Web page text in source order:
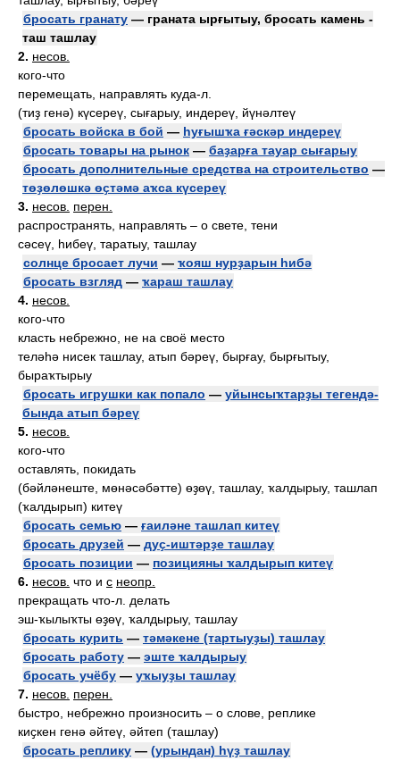
бросать гранату — граната ырғытыу, бросать камень -
таш ташлау
2. несов.
кого-что
перемещать, направлять куда-л.
(тиҙ генә) күсереү, сығарыу, индереү, йүнәлтеү
бросать войска в бой — һуғышҡа ғәскәр индереү
бросать товары на рынок — баҙарға тауар сығарыу
бросать дополнительные средства на строительство —
төҙөлөшкә өҫтәмә аҡса күсереү
3. несов. перен.
распространять, направлять – о свете, тени
сәсеү, һибеү, таратыу, ташлау
солнце бросает лучи — ҡояш нурҙарын һибә
бросать взгляд — ҡараш ташлау
4. несов.
кого-что
класть небрежно, не на своё место
теләһә нисек ташлау, атып бәреү, бырғау, бырғытыу,
быраҡтырыу
бросать игрушки как попало — уйынсыҡтарҙы тегендә-
бында атып бәреү
5. несов.
кого-что
оставлять, покидать
(бәйләнеште, мөнәсәбәтте) өҙөү, ташлау, ҡалдырыу, ташлап
(ҡалдырып) китеү
бросать семью — ғаиләне ташлап китеү
бросать друзей — дуҫ-иштәрҙе ташлау
бросать позиции — позицияны ҡалдырып китеү
6. несов. что и с неопр.
прекращать что-л. делать
эш-ҡылыҡты өҙөү, ҡалдырыу, ташлау
бросать курить — тәмәкене (тартыуҙы) ташлау
бросать работу — эште ҡалдырыу
бросать учёбу — уҡыуҙы ташлау
7. несов. перен.
быстро, небрежно произносить – о слове, реплике
киҫкен генә әйтеү, әйтеп (ташлау)
бросать реплику — (урындан) һүҙ ташлау